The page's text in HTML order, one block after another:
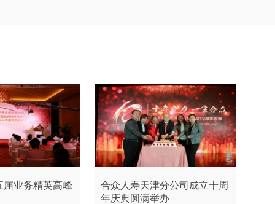
届业务精英高峰
合众人寿天津分公司成立十周
年庆典圆满举办